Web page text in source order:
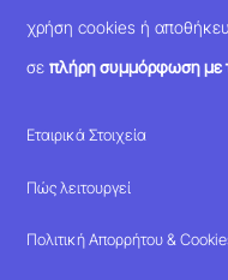
χρήση cookies ή
σεπλήρη συμμόρφωση με
Εταιρικά Στοιχεία
Πώς λειτουργεί
Πολιτική Απορρήτου &